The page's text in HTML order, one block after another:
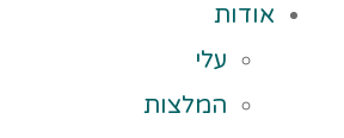
אודות
עלי
המלצות